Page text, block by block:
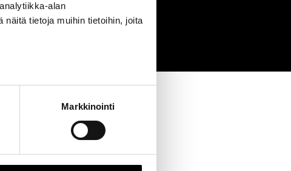
alan
tietoja muihin tietoihin, joita
Markkinointi
5060